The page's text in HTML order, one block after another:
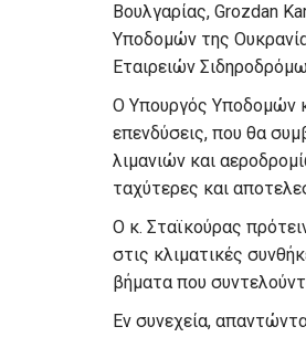
Βουλγαρίας, Grozdan
Υποδομών της
Εταιρειών
Ο Υπουργός Υποδομών
επενδύσεις, που θα
λιμανιών και
ταχύτερες και
Ο κ. Σταϊκούρας
στις κλιματικές
βήματα που
Εν συνεχεία,